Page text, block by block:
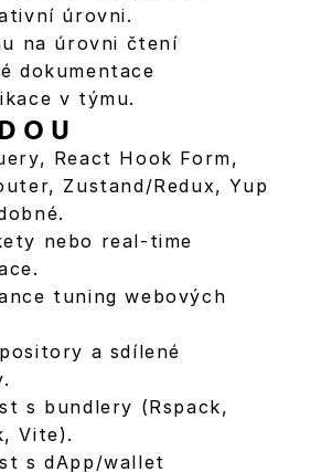
úrovni.
na úrovni čtení
dokumentace
v týmu.
React Hook Form,
Zustand/Redux, Yup
nebo real-time
tuning webových
a sdílené
s bundlery (Rspack,
Vite).
s dApp/wallet